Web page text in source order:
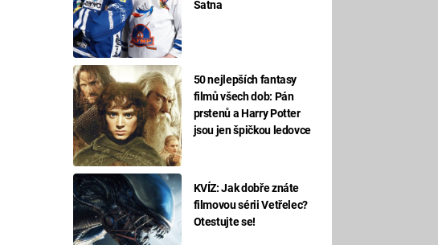
Šatna
50 nejlepších fantasy
filmů všech dob: Pán
prstenů a Harry Potter
jsou jen špičkou ledovce
KVÍZ: Jak dobře znáte
filmovou sérii Vetřelec?
Otestujte se!